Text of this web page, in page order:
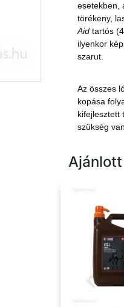
esetekben,
törékeny,
Aid tartós
ilyenkor
szarut.
Az összes
kopása
kifejlesztett
szükség van.